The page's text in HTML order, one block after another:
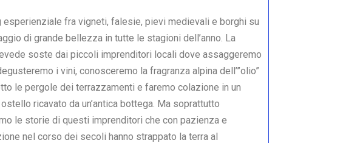
esperienziale fra vigneti, falesie, pievi medievali e borghi su
di grande bellezza in tutte le stagioni dell’anno. La
soste dai piccoli imprenditori locali dove assaggeremo
i vini, conosceremo la fragranza alpina dell’”olio”
le pergole dei terrazzamenti e faremo colazione in un
ricavato da un’antica bottega. Ma soprattutto
le storie di questi imprenditori che con pazienza e
nel corso dei secoli hanno strappato la terra al